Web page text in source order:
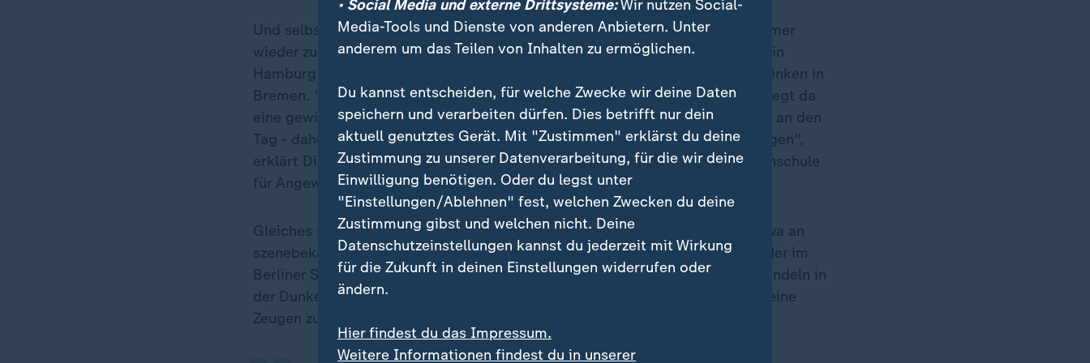
Und selbst wenn es gelingt, jemanden einzuschleusen, kommt es danach immer
wieder zu spektakulären Enttarnungen wie im Jahr 2014 bei der Roten Flora in
Hamburg oder im Januar dieses Jahres innerhalb der interventionistischen Linken in
Bremen. "Die Szene ist sehr konspirativ, misstraut staatlichen Organen und legt da
eine gewisse Paranoia und permanente Angst, unter Beobachtung zu stehen, an den
Tag - daher ist es auch für uns Forschende so schwer, in die Szene vorzudringen",
erklärt Dirk Baier, Kriminologe und Extremismusexperte an der Zürcher Hochschule
für Angewandte Wissenschaften.
Gleiches gilt für Journalistinnen und Journalisten - ZDF-frontal-Anfragen etwa an
szenebekannte Anwälte blieben unbeantwortet. Dabei seien Anschläge wie der im
Berliner Südwesten sehr genau geplant, sagt Baier: "Die Verantwortlichen handeln in
der Dunkelheit der Nacht, stets bedacht, keine Spuren zu hinterlassen und keine
Zeugen zu haben."
• Social Media und externe Drittsysteme:Wir nutzen Social-
Media-Tools und Dienste von anderen Anbietern. Unter
anderem um das Teilen von Inhalten zu ermöglichen.
Du kannst entscheiden, für welche Zwecke wir deine Daten
speichern und verarbeiten dürfen. Dies betrifft nur dein
aktuell genutztes Gerät. Mit "Zustimmen" erklärst du deine
Zustimmung zu unserer Datenverarbeitung, für die wir deine
Einwilligung benötigen. Oder du legst unter
"Einstellungen/Ablehnen" fest, welchen Zwecken du deine
Zustimmung gibst und welchen nicht. Deine
Datenschutzeinstellungen kannst du jederzeit mit Wirkung
für die Zukunft in deinen Einstellungen widerrufen oder
ändern.
Hier findest du das Impressum.
Weitere Informationen findest du in unserer